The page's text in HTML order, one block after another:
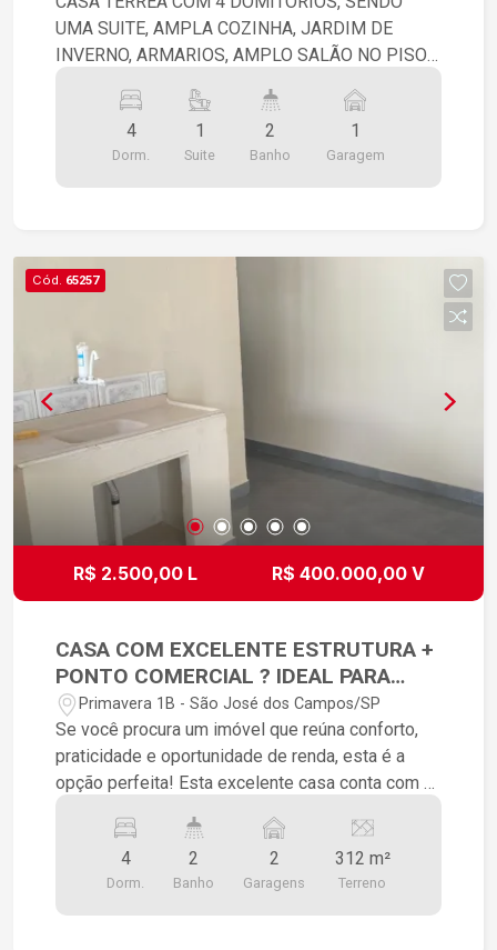
UMA SUITE, AMPLA COZINHA, JARDIM DE
INVERNO, ARMARIOS, AMPLO SALÃO NO PISO
ESCADA LATERAL. AMBIENTES COM PISO FRIO
4
Dorm.
1
Suite
2
Banho
1
Garagem
Cód. 65257
R$ 2.500,00 L R$ 400.000,00 V
CASA COM EXCELENTE ESTRUTURA +
PONTO COMERCIAL ? IDEAL PARA
MORAR E EMPREENDER!
Primavera 1B - São José dos Campos/SP
Se você procura um imóvel que reúna conforto,
praticidade e oportunidade de renda, esta é a
opção perfeita! Esta excelente casa conta com 3
cozinha funcional e garagem para 2 carros,
oferecendo espaço e comodidade para toda a
família. Nos fundos, o imóvel possui uma
4
Dorm.
2
Banho
2
Garagens
312 m²
Terreno